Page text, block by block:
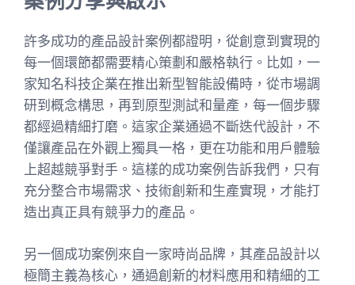
許多成功的產品設計案例都證明，從創意到實現的
每一個環節都需要精心策劃和嚴格執行。比如，一
家知名科技企業在推出新型智能設備時，從市場調
研到概念構思，再到原型測試和量產，每一個步驟
都經過精細打磨。這家企業通過不斷迭代設計，不
僅讓產品在外觀上獨具一格，更在功能和用戶體驗
上超越競爭對手。這樣的成功案例告訴我們，只有
充分整合市場需求、技術創新和生產實現，才能打
造出真正具有競爭力的產品。
另一個成功案例來自一家時尚品牌，其產品設計以
極簡主義為核心，通過創新的材料應用和精細的工